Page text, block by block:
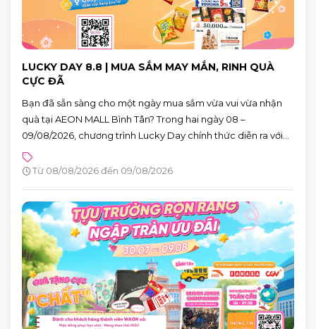
LUCKY DAY 8.8 | MUA SẮM MAY MẮN, RINH QUÀ
CỰC ĐÃ
Bạn đã sẵn sàng cho một ngày mua sắm vừa vui vừa nhận
quà tại AEON MALL Bình Tân? Trong hai ngày 08 –
09/08/2026, chương trình Lucky Day chính thức diễn ra với
hàng loạt phần quà hấp dẫn dành cho khách hàng có hóa
đơn từ 880.000 VNĐ.
Từ 08/08/2026 đến 09/08/2026